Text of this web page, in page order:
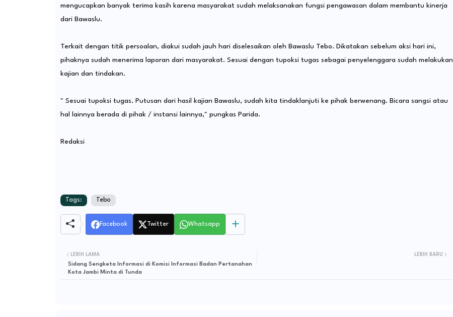
mengucapkan banyak terima kasih karena masyarakat sudah melaksanakan fungsi pengawasan dalam membantu kinerja
dari Bawaslu.
Terkait dengan titik persoalan, diakui sudah jauh hari diselesaikan oleh Bawaslu Tebo. Dikatakan sebelum aksi hari ini,
pihaknya sudah menerima laporan dari masyarakat. Sesuai dengan tupoksi tugas sebagai penyelenggara sudah melakukan
kajian dan tindakan.
" Sesuai tupoksi tugas. Putusan dari hasil kajian Bawaslu, sudah kita tindaklanjuti ke pihak berwenang. Bicara sangsi atau
hal lainnya berada di pihak / instansi lainnya," pungkas Parida.
Redaksi
Tags: Tebo
Facebook Twitter Whatsapp
LEBIH BARU
LEBIH LAMA
Sidang Sengketa Informasi di Komisi Informasi Badan Pertanahan
Kota Jambi Minta di Tunda